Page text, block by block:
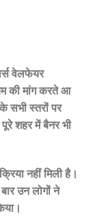
वेलफेयर
की मांग करते आ
सभी स्तरों पर
शहर में बैनर भी
नहीं मिली है।
उन लोगों ने